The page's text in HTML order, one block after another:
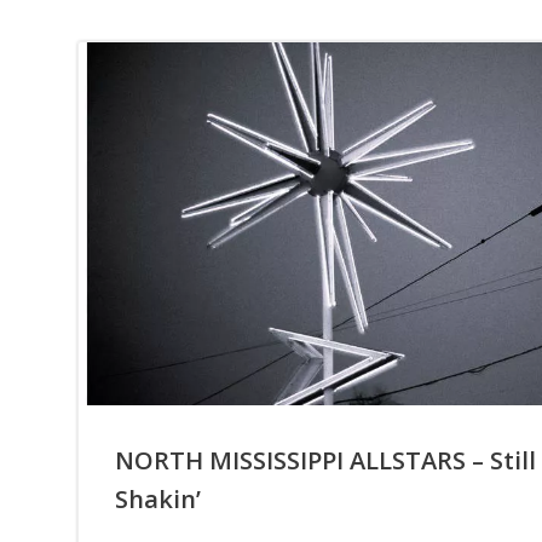
NORTH MISSISSIPPI ALLSTARS – Still
Shakin’